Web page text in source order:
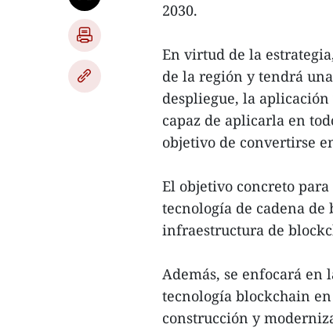
2030.
En virtud de la
de la región y tendrá
despliegue, la
capaz de aplicarla en
objetivo de convertirse
El objetivo concreto
tecnología de cadena
infraestructura de
Además, se enfocará
tecnología blockchain
construcción y